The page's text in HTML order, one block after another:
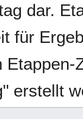
dar.
für
Etappen-
erstellt